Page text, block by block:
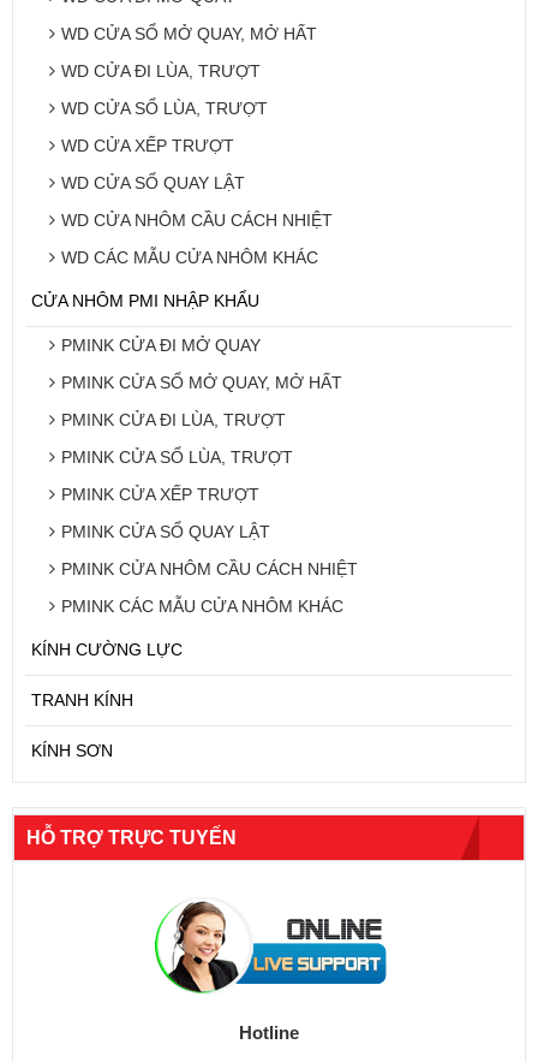
WD CỬA SỔ MỞ QUAY, MỞ HẤT
WD CỬA ĐI LÙA, TRƯỢT
WD CỬA SỔ LÙA, TRƯỢT
WD CỬA XẾP TRƯỢT
WD CỬA SỔ QUAY LẬT
WD CỬA NHÔM CẦU CÁCH NHIỆT
WD CÁC MẪU CỬA NHÔM KHÁC
CỬA NHÔM PMI NHẬP KHẨU
PMINK CỬA ĐI MỞ QUAY
PMINK CỬA SỔ MỞ QUAY, MỞ HẤT
PMINK CỬA ĐI LÙA, TRƯỢT
PMINK CỬA SỔ LÙA, TRƯỢT
PMINK CỬA XẾP TRƯỢT
PMINK CỬA SỔ QUAY LẬT
PMINK CỬA NHÔM CẦU CÁCH NHIỆT
PMINK CÁC MẪU CỬA NHÔM KHÁC
KÍNH CƯỜNG LỰC
TRANH KÍNH
KÍNH SƠN
HỖ TRỢ TRỰC TUYẾN
Hotline